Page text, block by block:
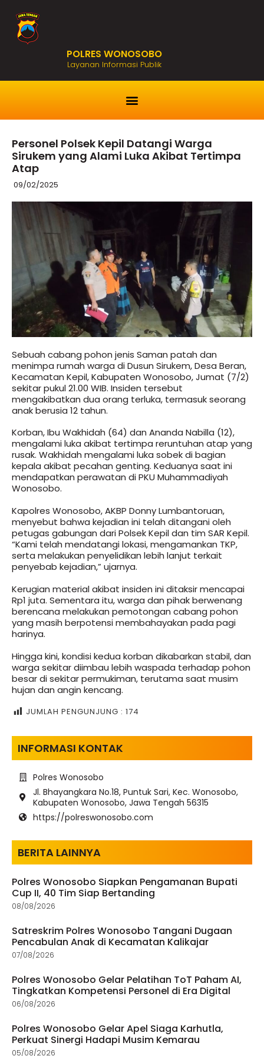
POLRES WONOSOBO
Layanan Informasi Publik
Personel Polsek Kepil Datangi Warga
Sirukem yang Alami Luka Akibat Tertimpa
Atap
09/02/2025
Sebuah cabang pohon jenis Saman patah dan
menimpa rumah warga di Dusun Sirukem, Desa Beran,
Kecamatan Kepil, Kabupaten Wonosobo, Jumat (7/2)
sekitar pukul 21.00 WIB. Insiden tersebut
mengakibatkan dua orang terluka, termasuk seorang
anak berusia 12 tahun.
Korban, Ibu Wakhidah (64) dan Ananda Nabilla (12),
mengalami luka akibat tertimpa reruntuhan atap yang
rusak. Wakhidah mengalami luka sobek di bagian
kepala akibat pecahan genting. Keduanya saat ini
mendapatkan perawatan di PKU Muhammadiyah
Wonosobo.
Kapolres Wonosobo, AKBP Donny Lumbantoruan,
menyebut bahwa kejadian ini telah ditangani oleh
petugas gabungan dari Polsek Kepil dan tim SAR Kepil.
“Kami telah mendatangi lokasi, mengamankan TKP,
serta melakukan penyelidikan lebih lanjut terkait
penyebab kejadian,” ujarnya.
Kerugian material akibat insiden ini ditaksir mencapai
Rp1 juta. Sementara itu, warga dan pihak berwenang
berencana melakukan pemotongan cabang pohon
yang masih berpotensi membahayakan pada pagi
harinya.
Hingga kini, kondisi kedua korban dikabarkan stabil, dan
warga sekitar diimbau lebih waspada terhadap pohon
besar di sekitar permukiman, terutama saat musim
hujan dan angin kencang.
JUMLAH PENGUNJUNG : 174
INFORMASI KONTAK
Polres Wonosobo
Jl. Bhayangkara No.18, Puntuk Sari, Kec. Wonosobo,
Kabupaten Wonosobo, Jawa Tengah 56315
https://polreswonosobo.com
BERITA LAINNYA
Polres Wonosobo Siapkan Pengamanan Bupati
Cup II, 40 Tim Siap Bertanding
08/08/2026
Satreskrim Polres Wonosobo Tangani Dugaan
Pencabulan Anak di Kecamatan Kalikajar
07/08/2026
Polres Wonosobo Gelar Pelatihan ToT Paham AI,
Tingkatkan Kompetensi Personel di Era Digital
06/08/2026
Polres Wonosobo Gelar Apel Siaga Karhutla,
Perkuat Sinergi Hadapi Musim Kemarau
05/08/2026